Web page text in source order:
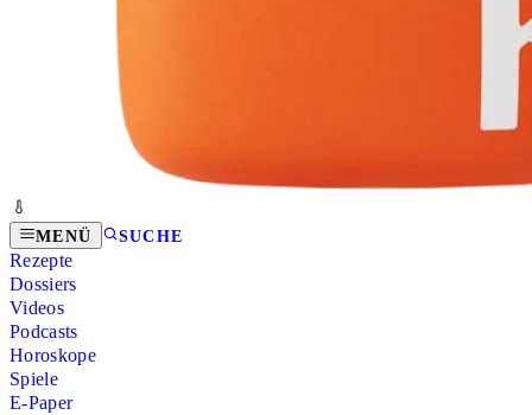
MENÜ SUCHE
Rezepte
Dossiers
Videos
Podcasts
Horoskope
Spiele
E-Paper